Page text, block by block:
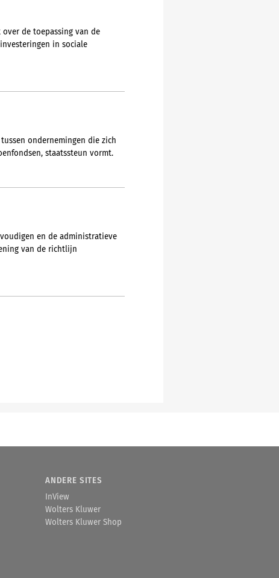
de toepassing van de
in sociale
ondernemingen die zich
staatssteun vormt.
en de administratieve
van de richtlijn
ANDERE SITES
InView
Wolters Kluwer
Wolters Kluwer Shop